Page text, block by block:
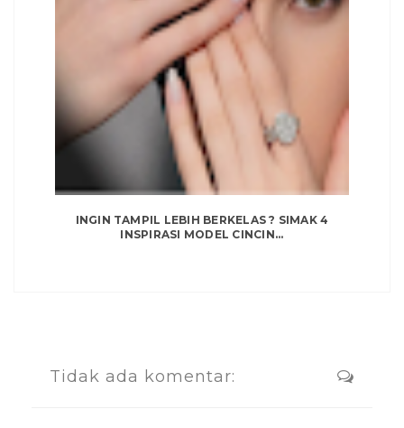
INGIN TAMPIL LEBIH BERKELAS ? SIMAK 4
INSPIRASI MODEL CINCIN...
Tidak ada komentar: